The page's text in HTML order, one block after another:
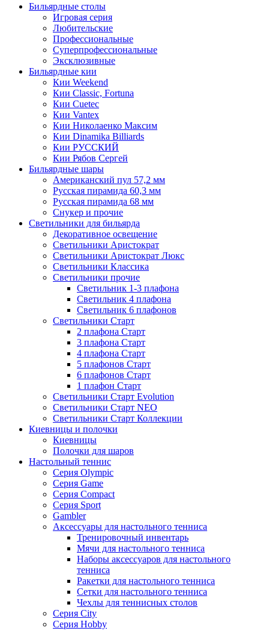
Бильярдные столы
Игровая серия
Любительские
Профессиональные
Суперпрофессиональные
Эксклюзивные
Бильярдные кии
Кии Weekend
Кии Classic, Fortuna
Кии Cuetec
Кии Vantex
Кии Николаенко Максим
Кии Dinamika Billiards
Кии РУССКИЙ
Кии Рябов Сергей
Бильярдные шары
Американский пул 57,2 мм
Русская пирамида 60,3 мм
Русская пирамида 68 мм
Снукер и прочие
Светильники для бильярда
Декоративное освещение
Светильники Аристократ
Светильники Аристократ Люкс
Светильники Классика
Светильники прочие
Светильник 1-3 плафона
Светильник 4 плафона
Светильник 6 плафонов
Светильники Старт
2 плафона Старт
3 плафона Старт
4 плафона Старт
5 плафонов Старт
6 плафонов Старт
1 плафон Старт
Светильники Старт Evolution
Светильники Старт NEO
Светильники Старт Коллекции
Киевницы и полочки
Киевницы
Полочки для шаров
Настольный теннис
Серия Olympic
Серия Game
Серия Compact
Серия Sport
Gambler
Аксессуары для настольного тенниса
Тренировочный инвентарь
Мячи для настольного тенниса
Наборы аксессуаров для настольного
тенниса
Ракетки для настольного тенниса
Сетки для настольного тенниса
Чехлы для теннисных столов
Серия City
Серия Hobby